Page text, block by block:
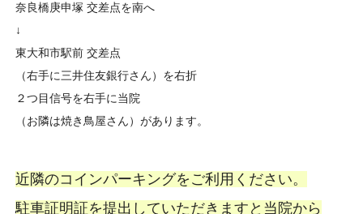
奈良橋庚申塚 交差点を南へ
↓
東大和市駅前 交差点
（右手に三井住友銀行さん）を右折
２つ目信号を右手に当院
（お隣は焼き鳥屋さん）があります。
近隣のコインパーキングをご利用ください。
駐車証明証を提出していただきますと当院から